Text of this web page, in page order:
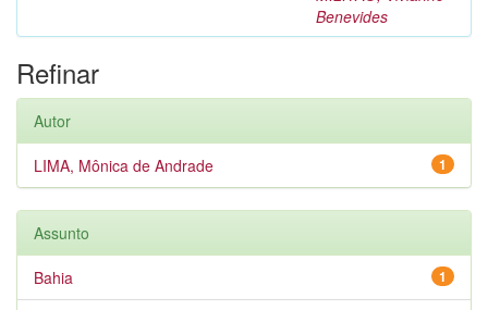
Benevides
Refinar
Autor
1
LIMA, Mônica de Andrade
Assunto
1
Bahia